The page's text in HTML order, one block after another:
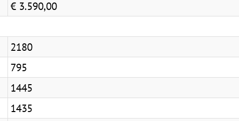
€ 3.590,00
2180
795
1445
1435